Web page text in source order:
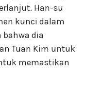
Han-su
kunci dalam
bahwa dia
Tuan Kim untuk
memastikan